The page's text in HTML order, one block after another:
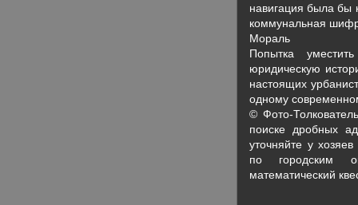
навигация была бы
коммунальная
Мораль
Попытка
юридическую
настоящих
одному
© Фото-
поиске дробных
уточняйте у
по городским
математический